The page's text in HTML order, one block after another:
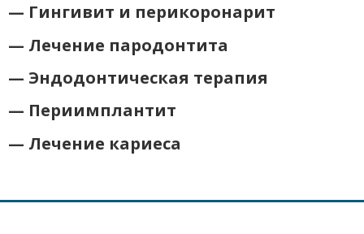
— Гингивит и перикоронарит
— Лечение пародонтита
— Эндодонтическая терапия
— Периимплантит
— Лечение кариеса